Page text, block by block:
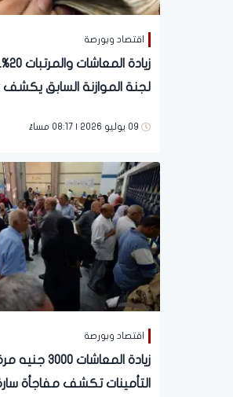
اقتصاد وبورصة
زيادة
لجنة الموازنة السابق
09 يوليو 2026 | 08:17 مساءً
اقتصاد وبورصة
زيادة المعاشات
التأمينات تكشف مفاجأة